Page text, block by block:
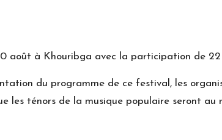
août à Khouribga avec la participation de
du programme de ce festival, les
ténors de la musique populaire seront au